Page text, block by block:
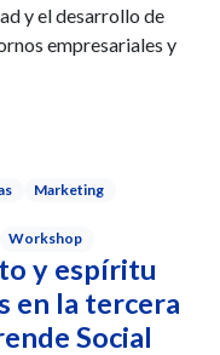
y el desarrollo de
empresariales y
un espacio para
Marketing
Workshop
y espíritu
en la tercera
Social